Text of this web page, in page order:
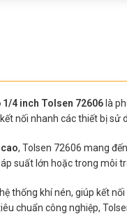
1/4 inch Tolsen 72606 là
nối nhanh các thiết bị
, Tolsen 72606 mang
suất lớn hoặc trong môi
thống khí nén, giúp kết
chuẩn công nghiệp,